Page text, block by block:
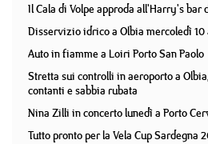
Il Cala di Volpe approda all'Harry's bar
Disservizio idrico a Olbia mercoledì 10
Auto in fiamme a Loiri Porto San Paolo
Stretta sui controlli in aeroporto a
contanti e sabbia rubata
Nina Zilli in concerto lunedì a Porto
Tutto pronto per la Vela Cup Sardegna